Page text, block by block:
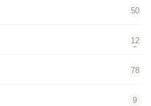
50
12
2
78
9